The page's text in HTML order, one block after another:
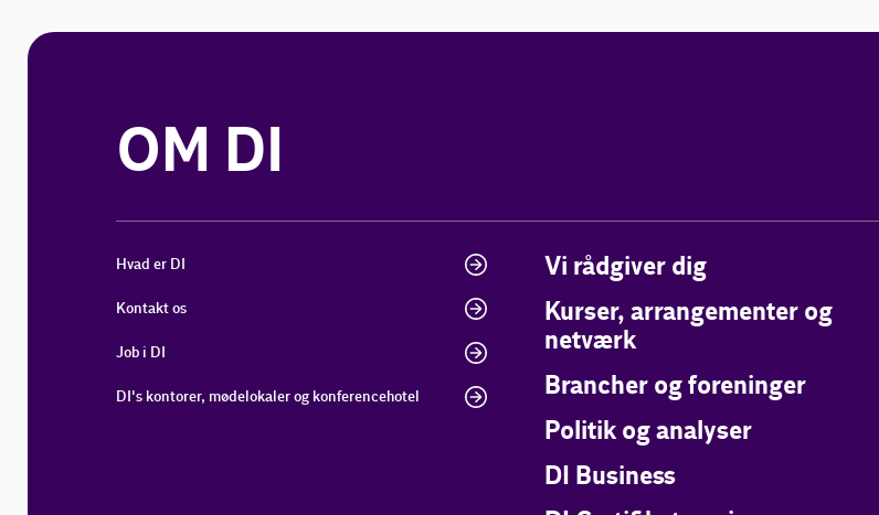
OM DI
Hvad er DI
Kontakt os
Job i DI
DI's kontorer, mødelokaler og konferencehotel
Vi rådgiver dig
Kurser, arrangementer og
netværk
Brancher og foreninger
Politik og analyser
DI Business